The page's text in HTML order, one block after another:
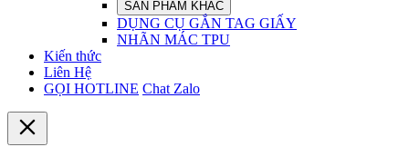
SẢN PHẨM KHÁC
DỤNG CỤ GẮN TAG GIẤY
NHÃN MÁC TPU
Kiến thức
Liên Hệ
GỌI HOTLINE Chat Zalo